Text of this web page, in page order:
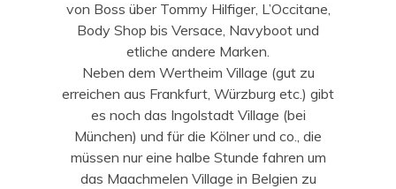
von Boss über Tommy Hilfiger, L’Occitane,
Body Shop bis Versace, Navyboot und
etliche andere Marken.
Neben dem Wertheim Village (gut zu
erreichen aus Frankfurt, Würzburg etc.) gibt
es noch das Ingolstadt Village (bei
München) und für die Kölner und co., die
müssen nur eine halbe Stunde fahren um
das Maachmelen Village in Belgien zu